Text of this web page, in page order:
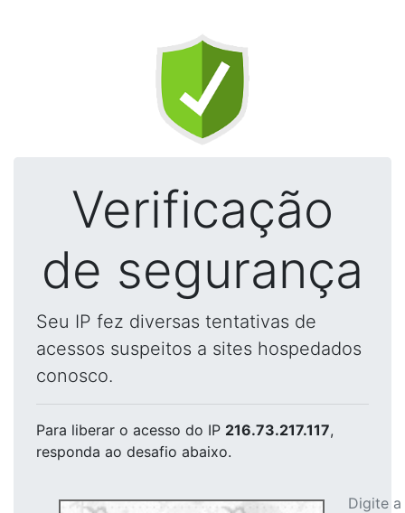
Verificação
de segurança
Seu IP fez diversas tentativas de
acessos suspeitos a sites hospedados
conosco.
Para liberar o acesso do IP 216.73.217.117,
responda ao desafio abaixo.
Digite